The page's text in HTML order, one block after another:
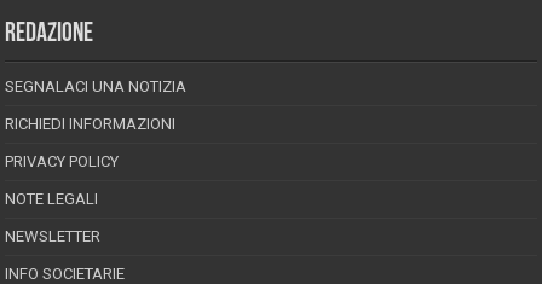
REDAZIONE
SEGNALACI UNA NOTIZIA
RICHIEDI INFORMAZIONI
PRIVACY POLICY
NOTE LEGALI
NEWSLETTER
INFO SOCIETARIE